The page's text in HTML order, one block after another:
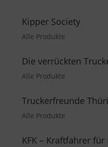
Kipper Society
Alle Produkte
Die verrückten
Alle Produkte
Truckerfreunde
Alle Produkte
KFK – Kraftfahrer